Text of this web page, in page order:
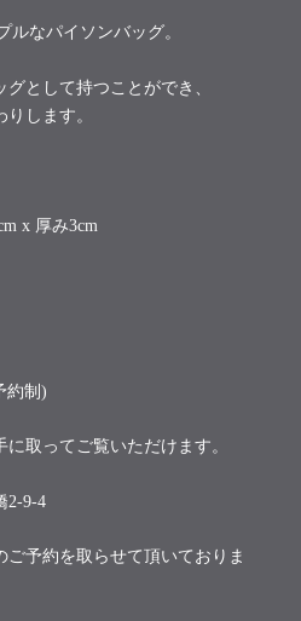
ルなパイソンバッグ。
として持つことができ、
します。
x 厚み3cm
約制)
取ってご覧いただけます。
2-9-4
予約を取らせて頂いておりま